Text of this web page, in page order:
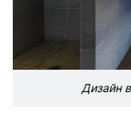
Дизайн